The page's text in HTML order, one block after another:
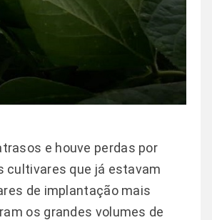
e houve perdas por
cultivares que já estavam
de implantação mais
os grandes volumes de